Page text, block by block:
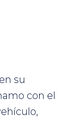
su
con el